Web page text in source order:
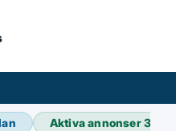
Aktiva annonser39